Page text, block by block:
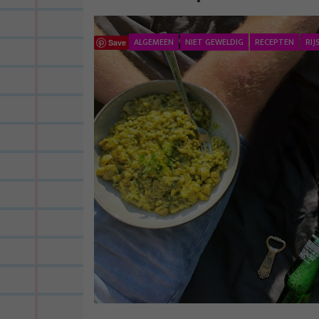
Save ALGEMEEN NIET GEWELDIG RECEPTEN